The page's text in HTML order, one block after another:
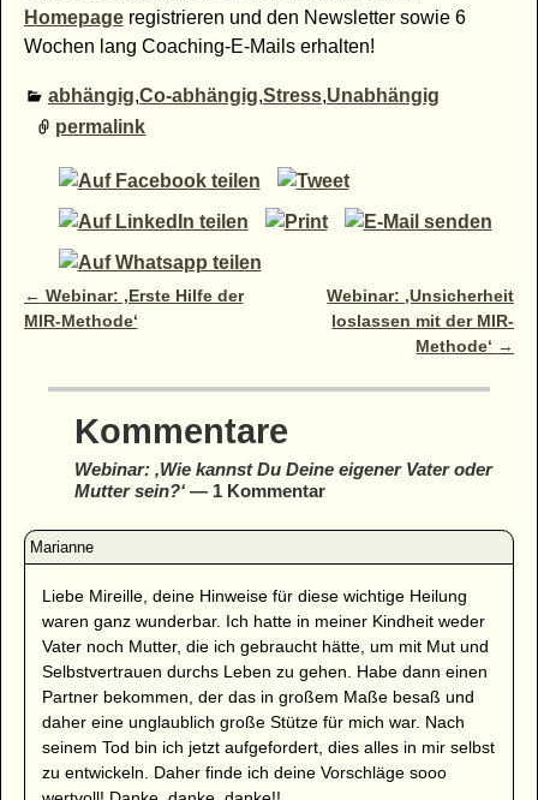
Homepageregistrieren und den Newsletter sowie 6
Wochen lang Coaching-E-Mails erhalten!
abhängig,Co-abhängig,Stress,Unabhängig
permalink
Artikelnavigation
← Webinar: ‚Erste Hilfe der
MIR-Methode‘
Webinar: ‚Unsicherheit
loslassen mit der MIR-
Methode‘ →
Kommentare
Webinar: ‚Wie kannst Du Deine eigener Vater oder
Mutter sein?‘— 1 Kommentar
Liebe Mireille, deine Hinweise für diese wichtige Heilung
waren ganz wunderbar. Ich hatte in meiner Kindheit weder
Vater noch Mutter, die ich gebraucht hätte, um mit Mut und
Selbstvertrauen durchs Leben zu gehen. Habe dann einen
Partner bekommen, der das in großem Maße besaß und
daher eine unglaublich große Stütze für mich war. Nach
seinem Tod bin ich jetzt aufgefordert, dies alles in mir selbst
zu entwickeln. Daher finde ich deine Vorschläge sooo